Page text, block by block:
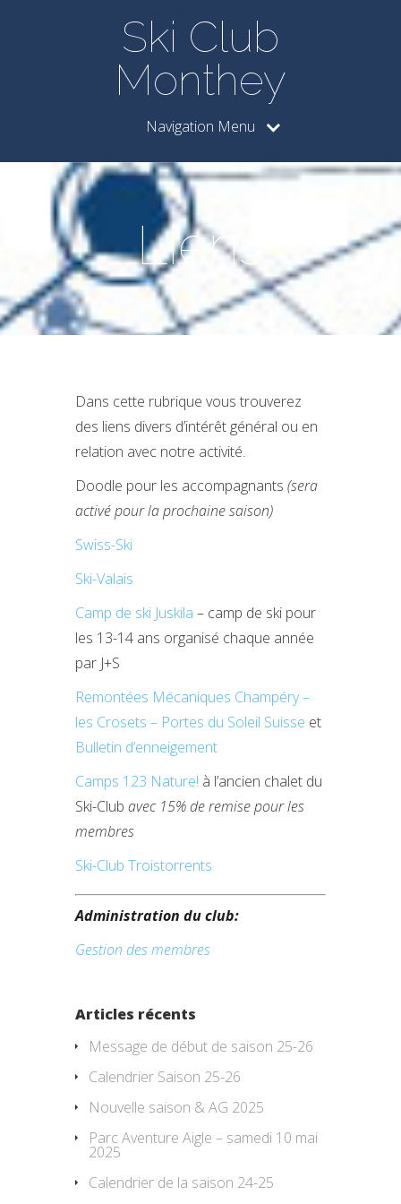
Ski Club
Monthey
Navigation Menu
Liens
Dans cette rubrique vous trouverez
des liens divers d’intérêt général ou en
relation avec notre activité.
Doodle pour les accompagnants (sera
activé pour la prochaine saison)
Swiss-Ski
Ski-Valais
Camp de ski Juskila – camp de ski pour
les 13-14 ans organisé chaque année
par J+S
Remontées Mécaniques Champéry –
les Crosets – Portes du Soleil Suisse et
Bulletin d’enneigement
Camps 123 Nature! à l’ancien chalet du
Ski-Club avec 15% de remise pour les
membres
Ski-Club Troistorrents
Administration du club:
Gestion des membres
Articles récents
Message de début de saison 25-26
Calendrier Saison 25-26
Nouvelle saison & AG 2025
Parc Aventure Aigle – samedi 10 mai
2025
Calendrier de la saison 24-25